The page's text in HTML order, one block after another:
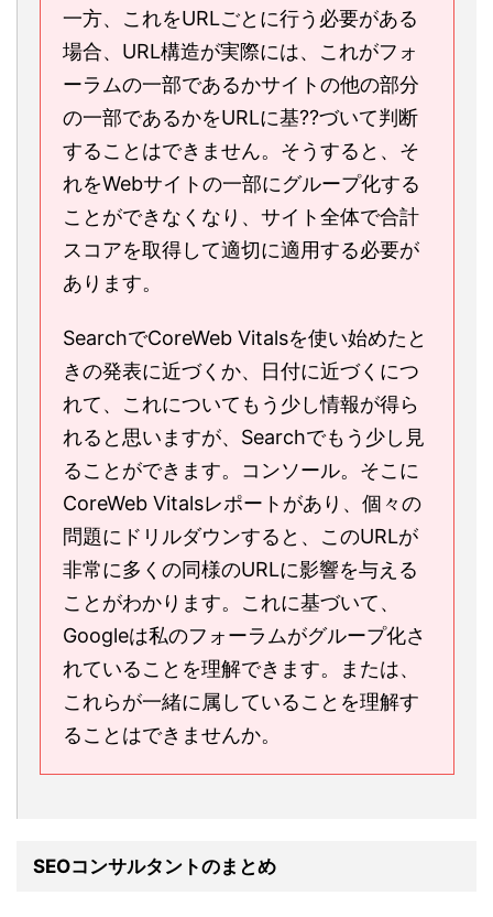
一方、これをURLごとに行う必要がある
場合、URL構造が実際には、これがフォ
ーラムの一部であるかサイトの他の部分
の一部であるかをURLに基??づいて判断
することはできません。そうすると、そ
れをWebサイトの一部にグループ化する
ことができなくなり、サイト全体で合計
スコアを取得して適切に適用する必要が
あります。
SearchでCoreWeb Vitalsを使い始めたと
きの発表に近づくか、日付に近づくにつ
れて、これについてもう少し情報が得ら
れると思いますが、Searchでもう少し見
ることができます。コンソール。そこに
CoreWeb Vitalsレポートがあり、個々の
問題にドリルダウンすると、このURLが
非常に多くの同様のURLに影響を与える
ことがわかります。これに基づいて、
Googleは私のフォーラムがグループ化さ
れていることを理解できます。または、
これらが一緒に属していることを理解す
ることはできませんか。
SEOコンサルタントのまとめ